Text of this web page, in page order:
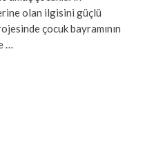
olan ilgisini güçlü
çocuk bayramının
…